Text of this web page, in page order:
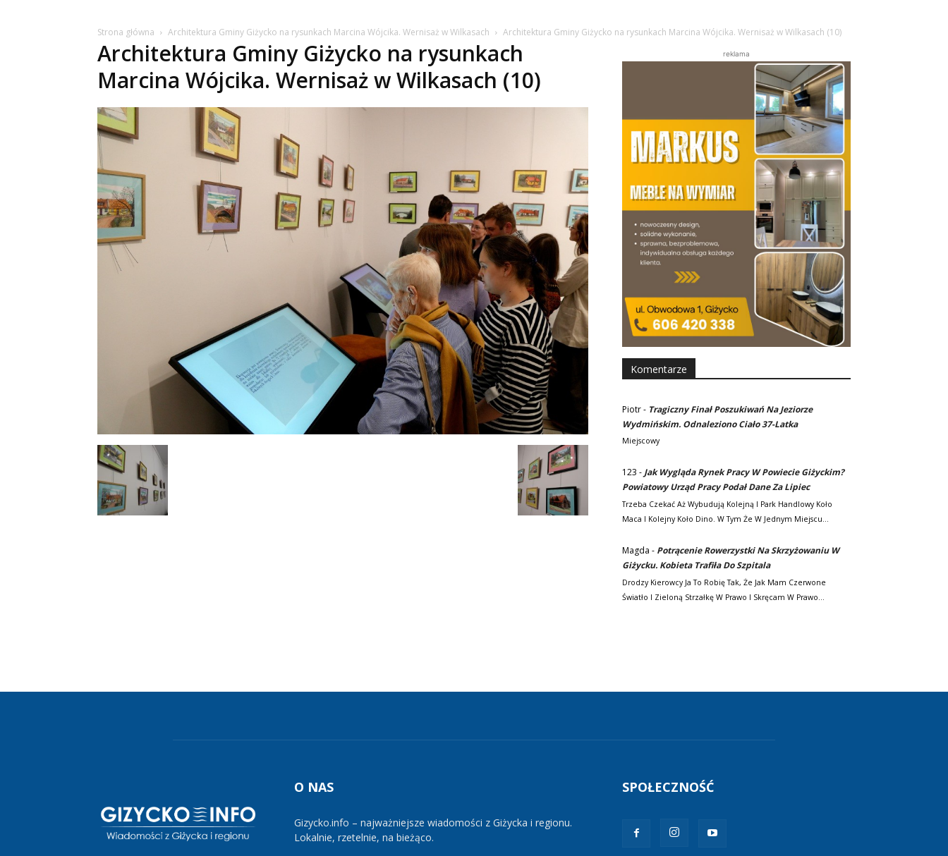
Strona główna Architektura Gminy Giżycko na rysunkach Marcina Wójcika. Wernisaż w Wilkasach Architektura Gminy Giżycko na rysunkach Marcina Wójcika. Wernisaż w Wilkasach (10)
Architektura Gminy Giżycko na rysunkach
Marcina Wójcika. Wernisaż w Wilkasach (10)
reklama
Komentarze
Piotr- Tragiczny Finał Poszukiwań Na Jeziorze
Wydmińskim. Odnaleziono Ciało 37-Latka
Miejscowy
123 - Jak Wygląda Rynek Pracy W Powiecie Giżyckim?
Powiatowy Urząd Pracy Podał Dane Za Lipiec
Trzeba Czekać Aż Wybudują Kolejną I Park Handlowy Koło
Maca I Kolejny Koło Dino. W Tym Że W Jednym Miejscu…
Magda - Potrącenie Rowerzystki Na Skrzyżowaniu W
Giżycku. Kobieta Trafiła Do Szpitala
Drodzy Kierowcy Ja To Robię Tak, Że Jak Mam Czerwone
Światło I Zieloną Strzałkę W Prawo I Skręcam W Prawo…
O NAS
Gizycko.info – najważniejsze wiadomości z Giżycka i regionu.
Lokalnie, rzetelnie, na bieżąco.
SPOŁECZNOŚĆ